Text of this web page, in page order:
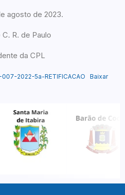
agosto de 2023.
C. R. de Paulo
da CPL
007-2022-5a-RETIFICACAO Baixar